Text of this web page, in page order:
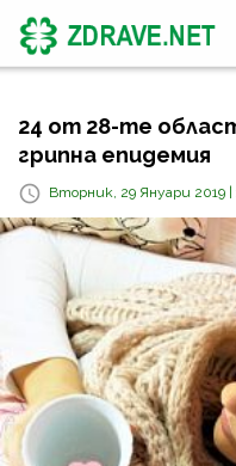
24 от 28-те
грипна епидемия
Вторник, 29 Януари 2019 |